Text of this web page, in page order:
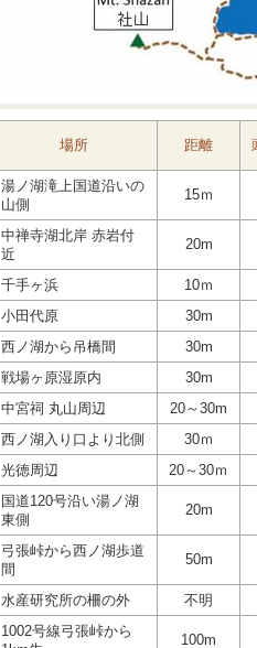
場所 距離
湯ノ湖滝上国道沿いの
山側
15ｍ
中禅寺湖北岸 赤岩付
近
20m
千手ヶ浜
10ｍ
小田代原
30m
西ノ湖から吊橋間
30m
戦場ヶ原湿原内
30m
中宮祠 丸山周辺
20～30m
西ノ湖入り口より北側
30ｍ
光徳周辺 20～30ｍ
国道120号沿い湯ノ湖
東側
20m
弓張峠から西ノ湖歩道
間
50m
水産研究所の柵の外 不明
1002号線弓張峠から
100m